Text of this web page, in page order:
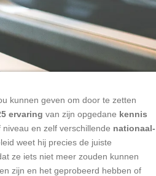
kunnen geven om door te zetten
ervaring van zijn opgedane kennis
en zelf verschillende nationaal-
weet hij precies de juiste
ze iets niet meer zouden kunnen
zijn en het geprobeerd hebben of